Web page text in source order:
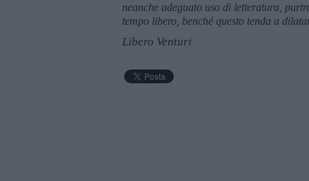
neanche adeguato uso di letteratura,
tempo libero, benché questo tenda a
Libero Venturi